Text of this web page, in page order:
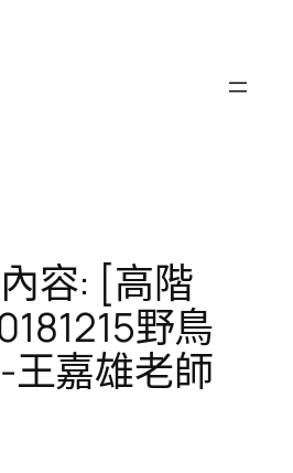
容: [高階
野鳥
王嘉雄老師